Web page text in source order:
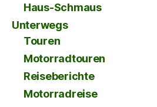
Haus-Schmaus
Unterwegs
Touren
Motorradtouren
Reiseberichte
Motorradreise